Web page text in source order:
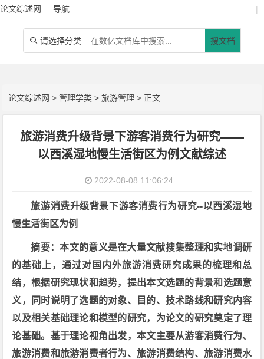
论文综述网 导航 |
 请选择分类 搜文档
论文综述网 >管理学类 >旅游管理 > 正文
旅游消费升级背景下游客消费行为研究——
以西溪湿地慢生活街区为例文献综述
2022-08-08 11:06:24
旅游消费升级背景下游客消费行为研究--以西溪湿地
慢生活街区为例
摘要：本文的意义是在大量文献搜集整理和实地调研
的基础上，通过对国内外旅游消费研究成果的梳理和总
结，根据研究现状和趋势，提出本文选题的背景和选题意
义，同时说明了选题的对象、目的、技术路线和研究内容
以及相关基础理论和模型的研究，为论文的研究奠定了理
论基础。基于理论视角出发，本文主要从游客消费行为、
旅游消费和旅游消费者行为、旅游消费结构、旅游消费水